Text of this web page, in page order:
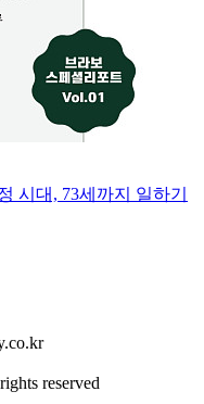
시대, 73세까지 일하기
reserved